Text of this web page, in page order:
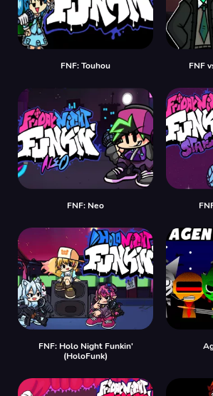
FNF: Touhou FNF
FNF: Neo
FNF: Holo Night Funkin'
(HoloFunk)